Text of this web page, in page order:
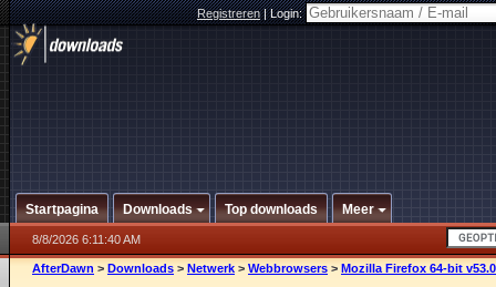
Registreren|Login:
Startpagina Downloads Top downloads Meer
8/8/2026 6:11:40 AM
AfterDawn > Downloads > Netwerk > Webbrowsers > Mozilla Firefox 64-bit